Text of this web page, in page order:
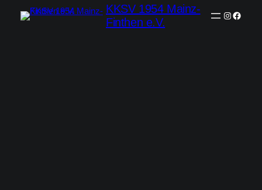
KKSV 1954 Mainz-
Finthen e.V.